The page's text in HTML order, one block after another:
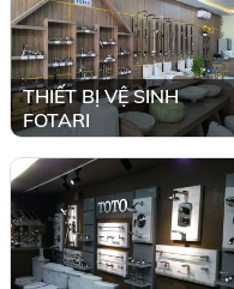
THIẾT BỊ VỆ SINH
FOTARI